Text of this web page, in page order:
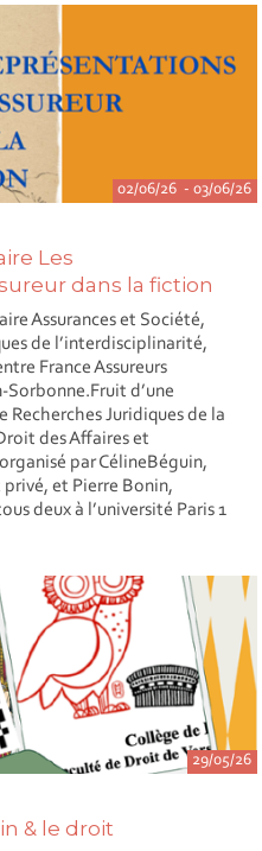
02/06/26 - 03/06/26
Les
dans la fiction
Assurances et Société,
de l’interdisciplinarité,
France Assureurs
Sorbonne.Fruit d’une
Juridiques de la
des Affaires et
par CélineBéguin,
et Pierre Bonin,
deux à l’université Paris 1
29/05/26
& le droit